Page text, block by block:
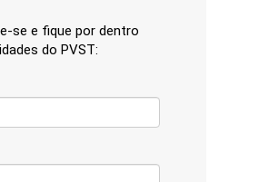
se e fique por dentro
do PVST: